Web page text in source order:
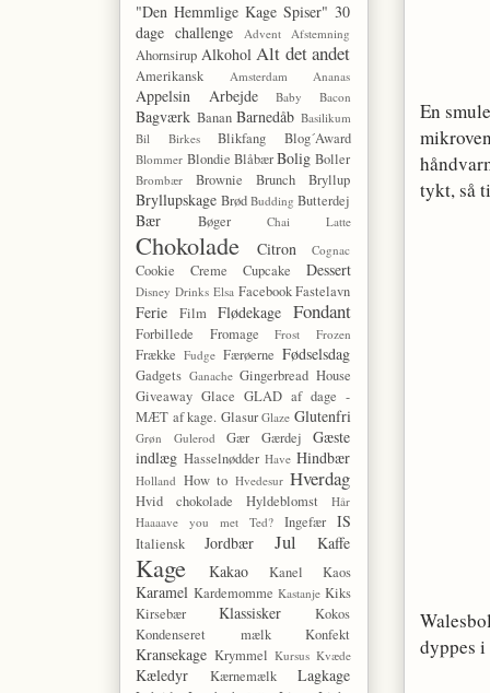
En
tykt, så
dyppes
"Den Hemmlige Kage Spiser" 30
dage challenge
Advent Afstemning
Ahornsirup Alkohol Alt det andet
Amerikansk Amsterdam Ananas
Appelsin Arbejde Baby Bacon
Bagværk Banan Barnedåb Basilikum
Bil
Birkes Blikfang Blog´Award
Blommer Blondie BlåbærBolig Boller
Brombær Brownie Brunch Bryllup
Bryllupskage Brød Budding Butterdej
Bær Bøger Chai Latte
Chokolade Citron Cognac
Cookie Creme Cupcake Dessert
Disney Drinks Elsa Facebook Fastelavn
Ferie Film Flødekage Fondant
Forbillede Fromage Frost Frozen
Frække Fudge Færøerne Fødselsdag
Gadgets Ganache Gingerbread House
Giveaway Glace GLAD af dage -
MÆT af kage. Glasur Glaze Glutenfri
Grøn Gulerod Gær Gærdej
Gæste
indlæg Hasselnødder Have Hindbær
Holland How to Hvedesur Hverdag
Hvid chokolade Hyldeblomst
Hår
Haaaave you met Ted?
Ingefær IS
Italiensk Jordbær Jul Kaffe
Kage Kakao Kanel Kaos
Karamel Kardemomme Kastanje Kiks
Kirsebær
Klassisker
Kokos
Kondenseret mælk
Konfekt
Kransekage Krymmel Kursus Kvæde
Kæledyr Kærnemælk Lagkage